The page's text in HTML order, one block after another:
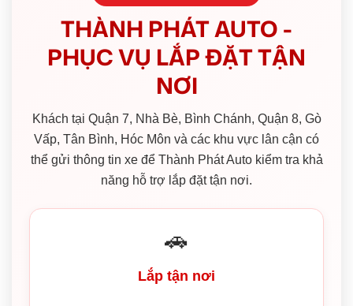
THÀNH PHÁT AUTO -
PHỤC VỤ LẮP ĐẶT TẬN
NƠI
Khách tại Quận 7, Nhà Bè, Bình Chánh, Quận 8, Gò
Vấp, Tân Bình, Hóc Môn và các khu vực lân cận có
thể gửi thông tin xe để Thành Phát Auto kiểm tra khả
năng hỗ trợ lắp đặt tận nơi.
🚗
Lắp tận nơi